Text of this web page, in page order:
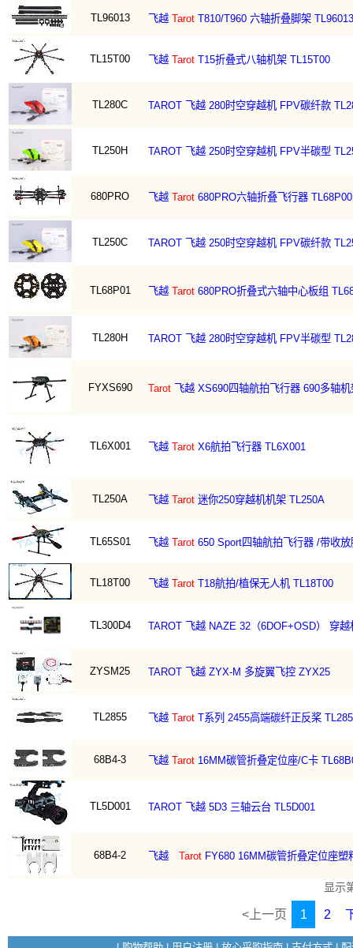
TL96013 飞越 Tarot T810/T960 六轴折叠脚架 TL96013
TL15T00 飞越 Tarot T15折叠式八轴机架 TL15T00
TL280C TAROT 飞越 280时空穿越机 FPV碳纤款
TL250H TAROT 飞越 250时空穿越机 FPV半碳型
680PRO 飞越 Tarot 680PRO六轴折叠飞行器 TL68P00
TL250C TAROT 飞越 250时空穿越机 FPV碳纤款
TL68P01 飞越 Tarot 680PRO折叠式六轴中心板组
TL280H TAROT 飞越 280时空穿越机 FPV半碳型
FYXS690 Tarot 飞越 XS690四轴航拍飞行器 690多轴
TL6X001 飞越 Tarot X6航拍飞行器 TL6X001
TL250A 飞越 Tarot 迷你250穿越机机架 TL250A
TL65S01 飞越 Tarot 650 Sport四轴航拍飞行器 /带收
TL18T00 飞越 Tarot T18航拍/植保无人机 TL18T00
TL300D4 TAROT 飞越 NAZE 32（6DOF+OSD） 穿越
ZYSM25 TAROT 飞越 ZYX-M 多旋翼飞控 ZYX25
TL2855 飞越 Tarot T系列 2455高端碳纤正反桨
68B4-3 飞越 Tarot 16MM碳管折叠定位座/C卡
TL5D001 TAROT 飞越 5D3 三轴云台 TL5D001
68B4-2 飞越 Tarot FY680 16MM碳管折叠定位座塑
显示
<上一页 1 2